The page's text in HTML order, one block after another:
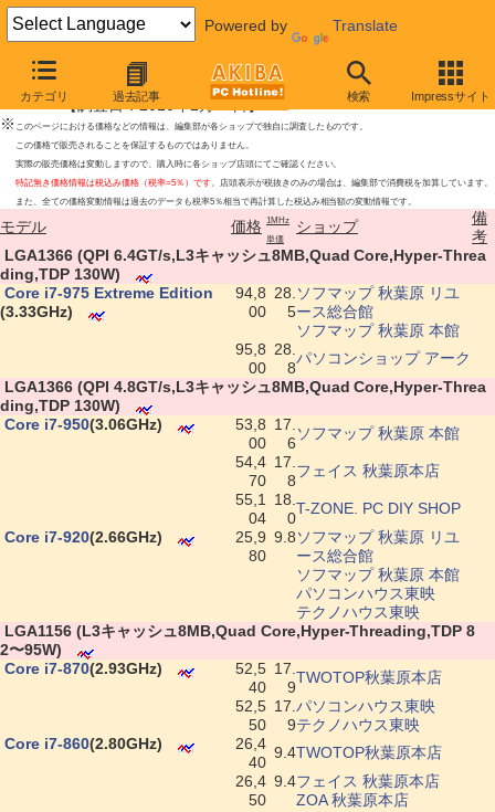
Powered by Translate
カテゴリ 過去記事 検索 Impressサイト
Intel Core i7/i5/i3最安値上位ショップ
【調査日：2010年2月26日】
※ このページにおける価格などの情報は、編集部が各ショップで独自に調査したものです。
この価格で販売されることを保証するものではありません。
実際の販売価格は変動しますので、購入時に各ショップ店頭にてご確認ください。
特記無き価格情報は税込み価格（税率=5％）です。
店頭表示が税抜きのみの場合は、編集部で消費税を加算しています。
また、全ての価格変動情報は過去のデータも税率5％相当で再計算した税込み相当額の変動情報です。
モデル 価格 1MHz
単価
ショップ
備
考
LGA1366 (QPI 6.4GT/s,L3キャッシュ8MB,Quad Core,Hyper-Threa
ding,TDP 130W)
Core i7-975 Extreme Edition
(3.33GHz)
94,8
00
28.
5
ソフマップ 秋葉原 リユ
ース総合館
ソフマップ 秋葉原 本館
95,8
00
28.
8
パソコンショップ アーク
LGA1366 (QPI 4.8GT/s,L3キャッシュ8MB,Quad Core,Hyper-Threa
ding,TDP 130W)
Core i7-950(3.06GHz)
53,8
00
17.
6
ソフマップ 秋葉原 本館
54,4
70
17.
8
フェイス 秋葉原本店
55,1
04
18.
0
T-ZONE. PC DIY SHOP
Core i7-920(2.66GHz)
25,9
80
9.8ソフマップ 秋葉原 リユ
ース総合館
ソフマップ 秋葉原 本館
パソコンハウス東映
テクノハウス東映
LGA1156 (L3キャッシュ8MB,Quad Core,Hyper-Threading,TDP 8
2〜95W)
Core i7-870(2.93GHz)
52,5
40
17.
9
TWOTOP秋葉原本店
52,5
50
17.
9
パソコンハウス東映
テクノハウス東映
Core i7-860(2.80GHz)
26,4
40
9.4TWOTOP秋葉原本店
26,4
50
9.4フェイス 秋葉原本店
ZOA 秋葉原本店